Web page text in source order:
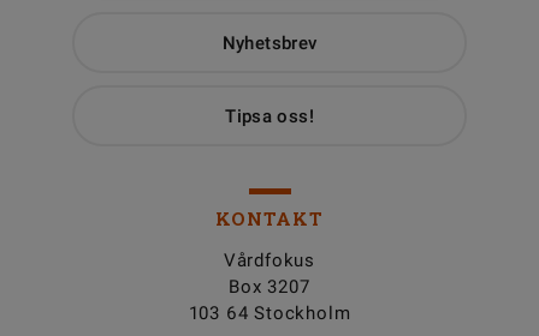
Nyhetsbrev
Tipsa oss!
KONTAKT
Vårdfokus
Box 3207
103 64 Stockholm